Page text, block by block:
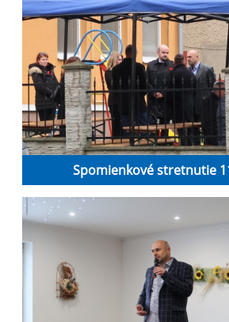
Spomienkové stretnutie